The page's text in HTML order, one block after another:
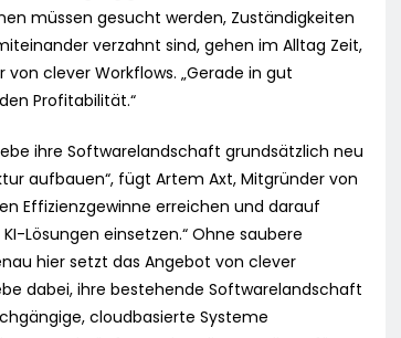
müssen gesucht werden, Zuständigkeiten
verzahnt sind, gehen im Alltag Zeit,
clever Workflows. „Gerade in gut
Profitabilität.“
ihre Softwarelandschaft grundsätzlich neu
aufbauen“, fügt Artem Axt, Mitgründer von
Effizienzgewinne erreichen und darauf
Lösungen einsetzen.“ Ohne saubere
hier setzt das Angebot von clever
dabei, ihre bestehende Softwarelandschaft
cloudbasierte Systeme